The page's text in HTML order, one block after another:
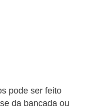
pode ser feito
da bancada ou